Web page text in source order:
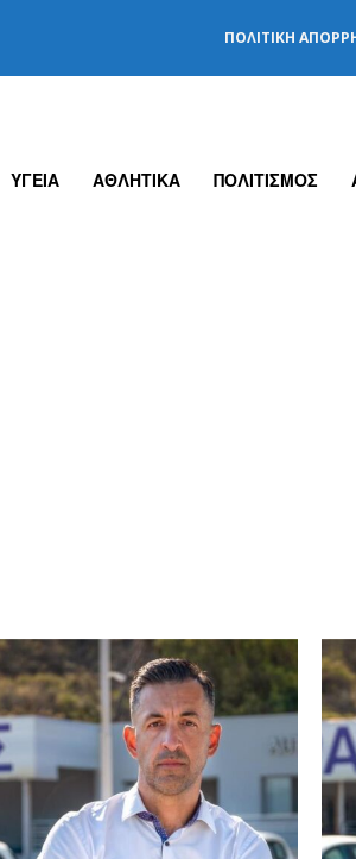
ΠΟΛΙΤΙΚΉ
ΥΓΕΙΑ ΑΘΛΗΤΙΚΑ ΠΟΛΙΤΙΣΜΟΣ